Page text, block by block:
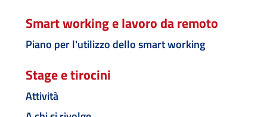
Smart working e lavoro da remoto
Piano per l'utilizzo dello smart working
Stage e tirocini
Attività